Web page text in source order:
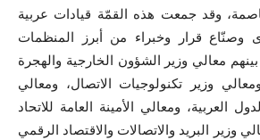
وقد جمعت هذه القمّة قيادات عربية
وصنّاع قرار وخبراء من أبرز المنظمات
بينهم معالي وزير الشؤون الخارجية والهجرة
وزير تكنولوجيات الاتصال، ومعالي
العربية، ومعالي الأمينة العامة للاتحاد
وزير البريد والاتصالات والاقتصاد الرقمي